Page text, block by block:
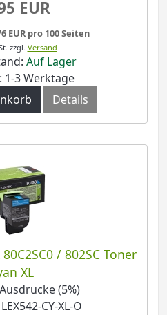
EUR
EUR pro 100 Seiten
zzgl. Versand
Auf Lager
1-3 Werktage
Details
/ 802SC Toner
XL
(5%)
CY-XL-O